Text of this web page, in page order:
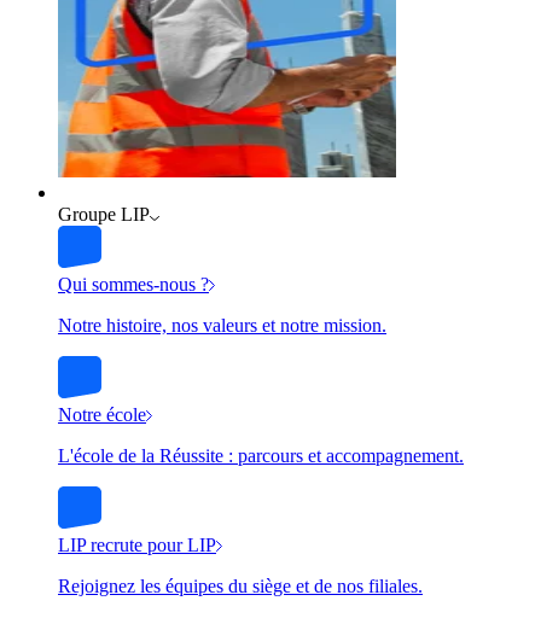
Groupe LIP
Qui sommes-nous ?
Notre histoire, nos valeurs et notre mission.
Notre école
L'école de la Réussite : parcours et accompagnement.
LIP recrute pour LIP
Rejoignez les équipes du siège et de nos filiales.